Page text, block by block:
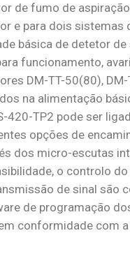
de fumo de
e para dois sistemas
básica de detetor
funcionamento,
DM-TT-50(80),
na alimentação
420-TP2 pode ser
opções de
dos micro-escutas
o controlo
de sinal são
de programação
conformidade com a